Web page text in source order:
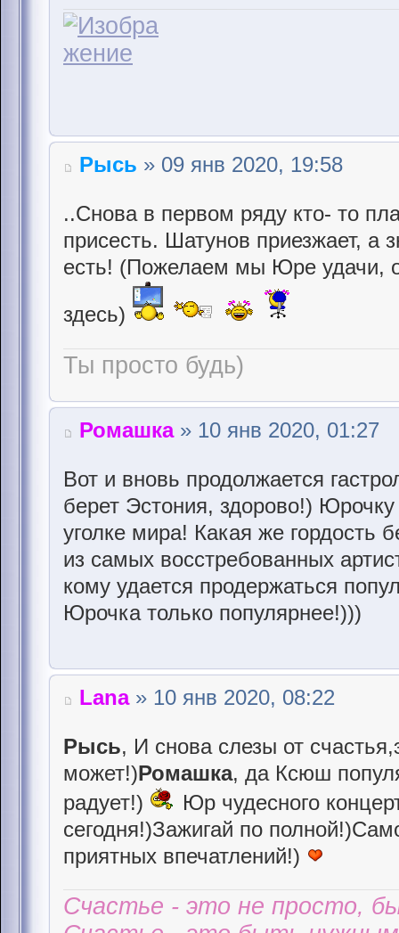
Рысь » 09 янв 2020, 19:58
..Снова в первом ряду кто- то
присесть. Шатунов приезжает, а
есть! (Пожелаем мы Юре удачи,
здесь)
Ты просто будь)
Ромашка» 10 янв 2020, 01:27
Вот и вновь продолжается
берет Эстония, здорово!)
уголке мира! Какая же гордость
из самых восстребованных
кому удается продержаться
Юрочка только популярнее!)))
Lana» 10 янв 2020, 08:22
Рысь, И снова слезы от
может!)Ромашка, да Ксюш
радует!)
Юр чудесного
сегодня!)Зажигай по
приятных впечатлений!)
Счастье - это не просто,